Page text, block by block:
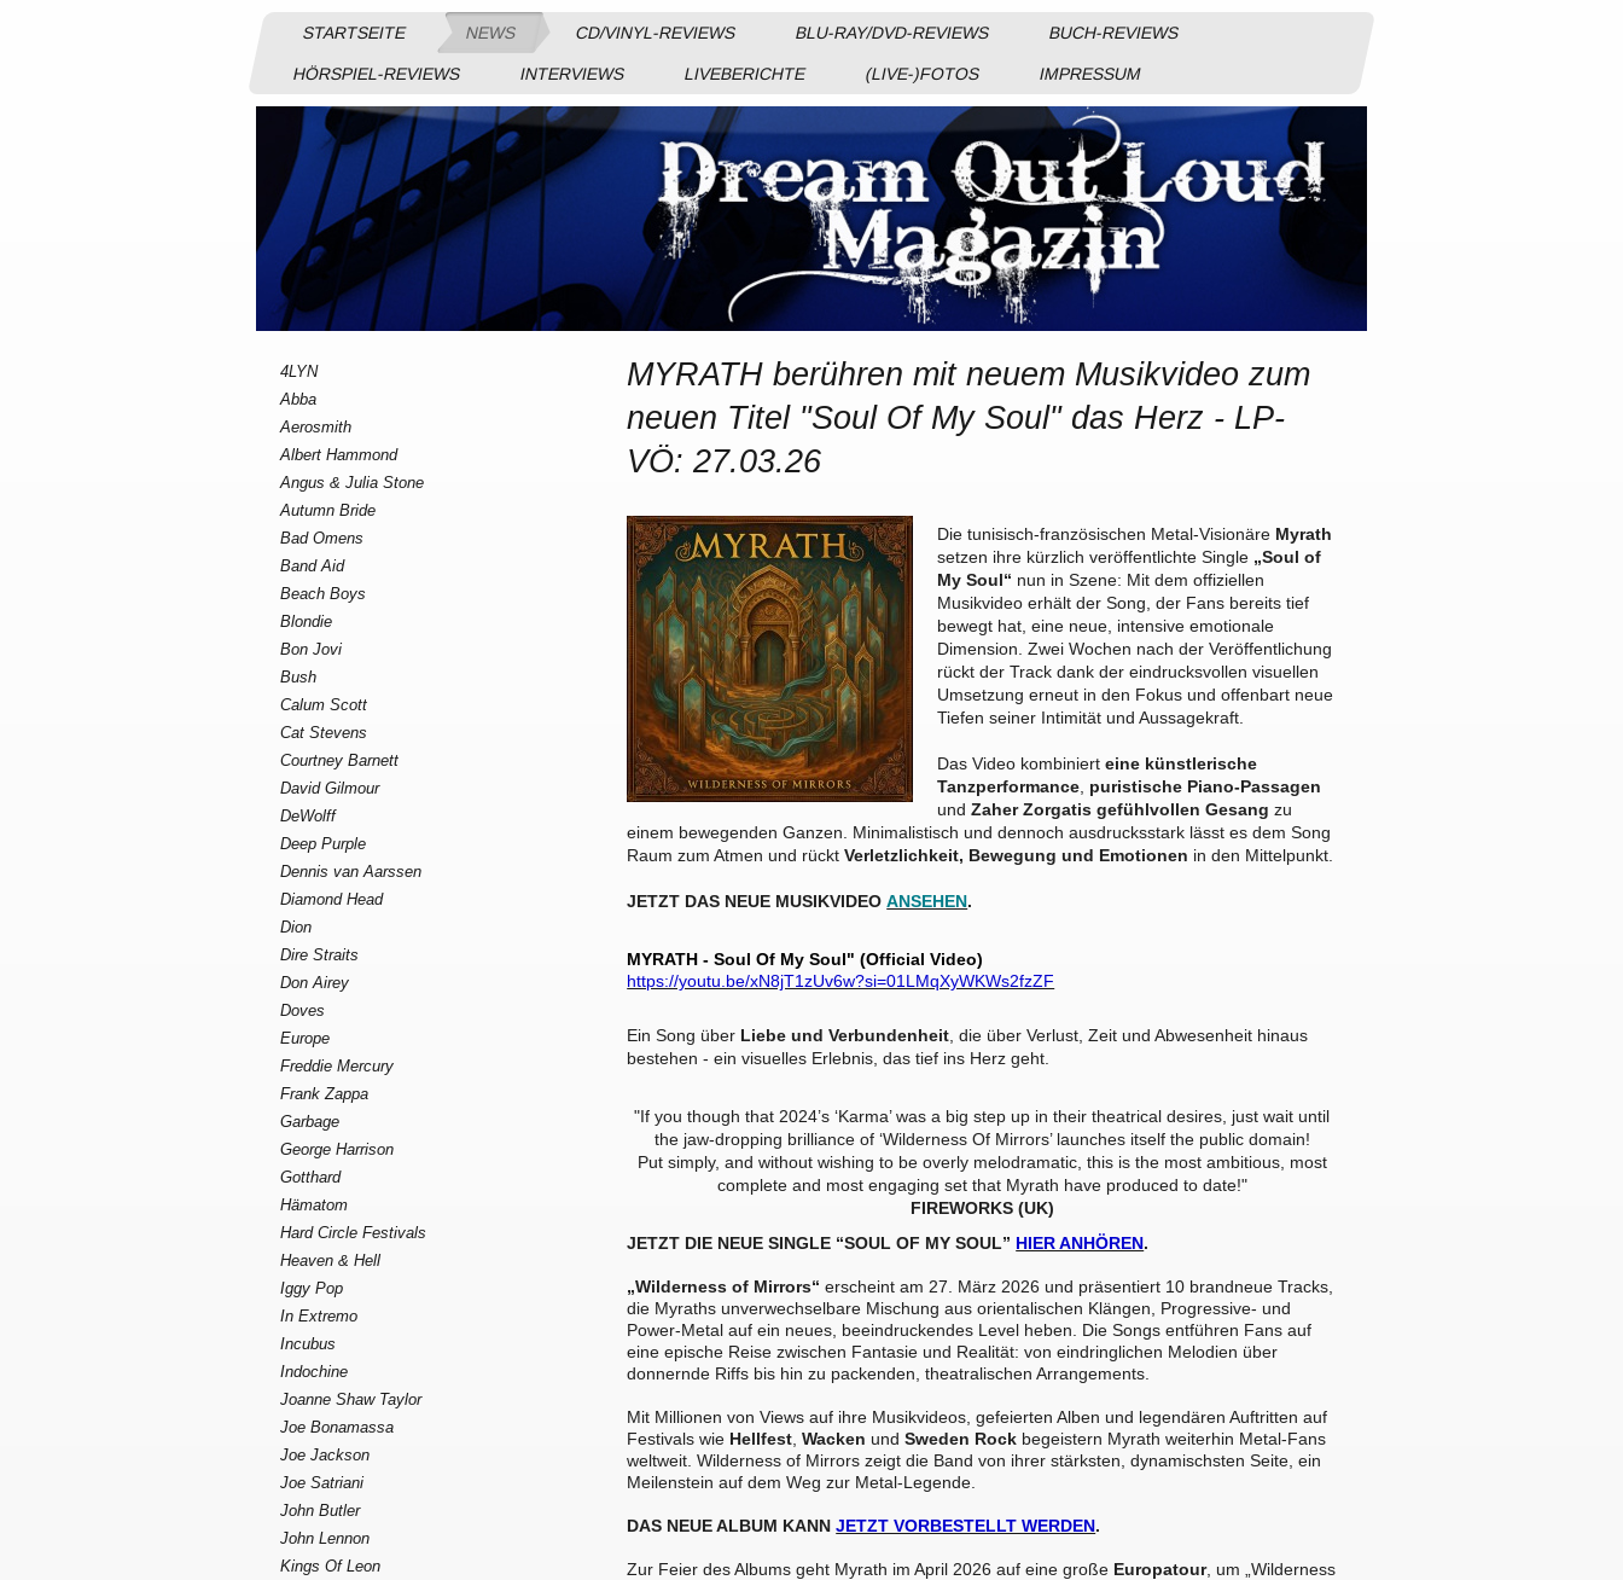
STARTSEITE NEWS CD/VINYL-REVIEWS BLU-RAY/DVD-REVIEWS BUCH-REVIEWS
HÖRSPIEL-REVIEWS INTERVIEWS LIVEBERICHTE (LIVE-)FOTOS IMPRESSUM
MYRATH berühren mit neuem Musikvideo zum
neuen Titel "Soul Of My Soul" das Herz - LP-
VÖ: 27.03.26
Die tunisisch-französischen Metal-Visionäre Myrath
setzen ihre kürzlich veröffentlichte Single „Soul of
My Soul“ nun in Szene: Mit dem offiziellen
Musikvideo erhält der Song, der Fans bereits tief
bewegt hat, eine neue, intensive emotionale
Dimension. Zwei Wochen nach der Veröffentlichung
rückt der Track dank der eindrucksvollen visuellen
Umsetzung erneut in den Fokus und offenbart neue
Tiefen seiner Intimität und Aussagekraft.
Das Video kombinierteine künstlerische
Tanzperformance puristische Piano-Passagen
undZaher Zorgatis gefühlvollen Gesang zu
einem bewegenden Ganzen. Minimalistisch und dennoch ausdrucksstark lässt es dem Song
Raum zum Atmen und rücktVerletzlichkeit, Bewegung und Emotionen in den Mittelpunkt.
JETZT DAS NEUE MUSIKVIDEO ANSEHEN.
MYRATH - Soul Of My Soul" (Official Video)
https://youtu.be/xN8jT1zUv6w?si=01LMqXyWKWs2fzZF
Ein Song über Liebe und Verbundenheit , die über Verlust, Zeit und Abwesenheit hinaus
bestehen - ein visuelles Erlebnis, das tief ins Herz geht.
"If you though that 2024’s ‘Karma’ was a big step up in their theatrical desires, just wait until
the jaw-dropping brilliance of ‘Wilderness Of Mirrors’ launches itself the public domain!
Put simply, and without wishing to be overly melodramatic, this is the most ambitious, most
complete and most engaging set that Myrath have produced to date!"
FIREWORKS (UK)
JETZT DIE NEUE SINGLE “SOUL OF MY SOUL” HIER ANHÖREN.
„Wilderness of Mirrors“ erscheint am 27. März 2026 und präsentiert 10 brandneue Tracks,
die Myraths unverwechselbare Mischung aus orientalischen Klängen, Progressive- und
Power-Metal auf ein neues, beeindruckendes Level heben. Die Songs entführen Fans auf
eine epische Reise zwischen Fantasie und Realität: von eindringlichen Melodien über
donnernde Riffs bis hin zu packenden, theatralischen Arrangements.
Mit Millionen von Views auf ihre Musikvideos, gefeierten Alben und legendären Auftritten auf
Festivals wie Hellfest ,Wacken undSweden Rock begeistern Myrath weiterhin Metal-Fans
weltweit. Wilderness of Mirrors zeigt die Band von ihrer stärksten, dynamischsten Seite, ein
Meilenstein auf dem Weg zur Metal-Legende.
DAS NEUE ALBUM KANN JETZT VORBESTELLT WERDEN.
Zur Feier des Albums geht Myrath im April 2026 auf eine große Europatour, um „Wilderness
4LYN
Abba
Aerosmith
Albert Hammond
Angus & Julia Stone
Autumn Bride
Bad Omens
Band Aid
Beach Boys
Blondie
Bon Jovi
Bush
Calum Scott
Cat Stevens
Courtney Barnett
David Gilmour
DeWolff
Deep Purple
Dennis van Aarssen
Diamond Head
Dion
Dire Straits
Don Airey
Doves
Europe
Freddie Mercury
Frank Zappa
Garbage
George Harrison
Gotthard
Hämatom
Hard Circle Festivals
Heaven & Hell
Iggy Pop
In Extremo
Incubus
Indochine
Joanne Shaw Taylor
Joe Bonamassa
Joe Jackson
Joe Satriani
John Butler
John Lennon
Kings Of Leon